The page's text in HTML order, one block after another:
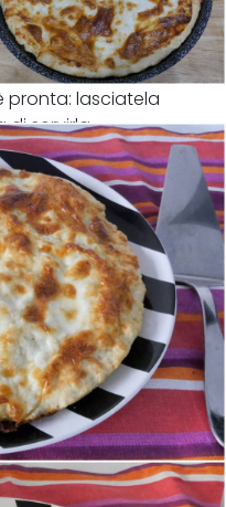
pronta: lasciatela
di servirla.